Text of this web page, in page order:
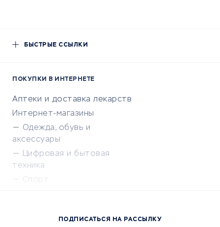
БЫСТРЫЕ ССЫЛКИ
ПОКУПКИ В ИНТЕРНЕТЕ
Аптеки и доставка лекарств
Интернет-магазины
Одежда, обувь и
аксессуары
Цифровая и бытовая
техника
Спорт
Сервисы доставкиПОДПИСАТЬСЯ НА РАССЫЛКУ